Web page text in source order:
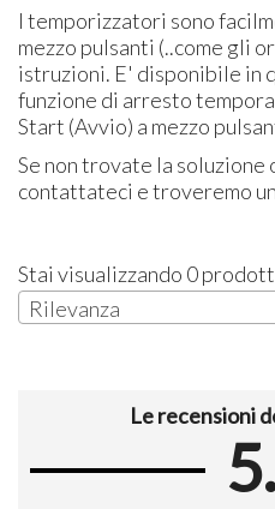
I temporizzatori sono
mezzo pulsanti (..come gli
istruzioni. E' disponibile in
funzione di arresto
Start (Avvio) a mezzo
Se non trovate la soluzione
contattateci e troveremo
Stai visualizzando 0
Rilevanza
Le recensioni